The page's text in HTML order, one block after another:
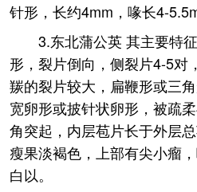
针形，长约4mm，喙长4-
3.东北蒲公英 其主要特
形，裂片倒向，侧裂片4-5对
羰的裂片较大，扁鞭形或三
宽卵形或披针状卵形，被疏
角突起，内层苞片长于外层
瘦果淡褐色，上部有尖小瘤
白以。